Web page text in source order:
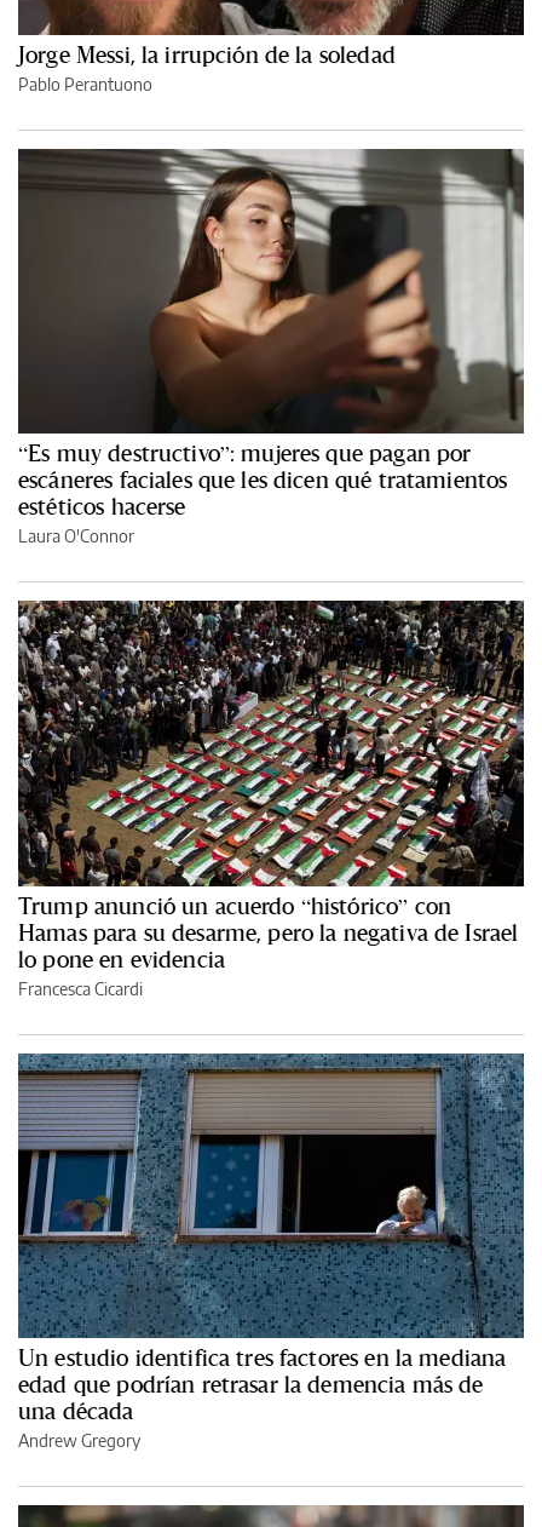
Jorge Messi, la irrupción de la soledad
Pablo Perantuono
“Es muy destructivo”: mujeres que pagan por
escáneres faciales que les dicen qué tratamientos
estéticos hacerse
Laura O'Connor
Trump anunció un acuerdo “histórico” con
Hamas para su desarme, pero la negativa de Israel
lo pone en evidencia
Francesca Cicardi
Un estudio identifica tres factores en la mediana
edad que podrían retrasar la demencia más de
una década
Andrew Gregory